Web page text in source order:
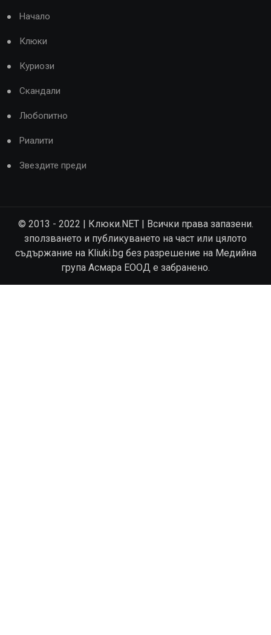
Начало
Клюки
Куриози
Скандали
Любопитно
Риалити
Звездите преди
© 2013 - 2022 | Клюки.NET | Всички права запазени.
зползването и публикуването на част или цялото
съдържание на Kliuki.bg без разрешение на Медийна
група Асмара ЕООД е забранено.